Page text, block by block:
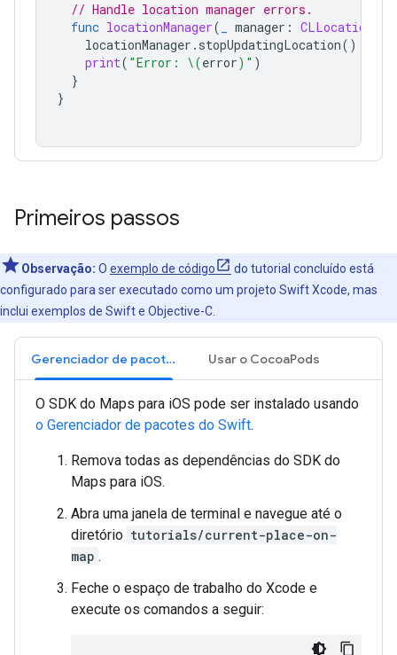
// Handle location manager errors.
func locationManager( manager :
locationManager . stopUpdatingLocation()
print( "Error: \(error) " )
}
}
Primeiros passos
Observação: O exemplo de código
do tutorial concluído está
configurado para ser executado como um projeto Swift Xcode, mas
inclui exemplos de Swift e Objective-C.
Gerenciador de pacotes do Swift Usar o CocoaPods
O SDK do Maps para iOS pode ser instalado usando
o Gerenciador de pacotes do Swift.
Remova todas as dependências do SDK do
Maps para iOS.
Abra uma janela de terminal e navegue até o
diretório tutorials/current-place-on-
map .
Feche o espaço de trabalho do Xcode e
execute os comandos a seguir: